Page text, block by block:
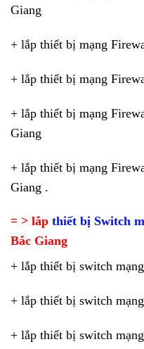
Giang
+ lắp thiết bị mạng
+ lắp thiết bị mạng
+ lắp thiết bị mạng
Giang
+ lắp thiết bị mạng
Giang .
= > lắp thiết bị Switch
Bắc Giang
+ lắp thiết bị switch
+ lắp thiết bị switch
+ lắp thiết bị switch